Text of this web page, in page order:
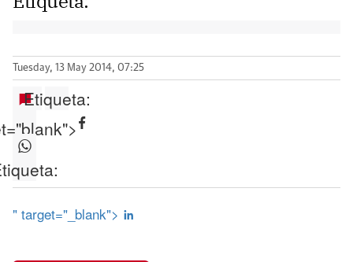
Tuesday, 13 May 2014, 07:25
Etiqueta:
" target="_blank">